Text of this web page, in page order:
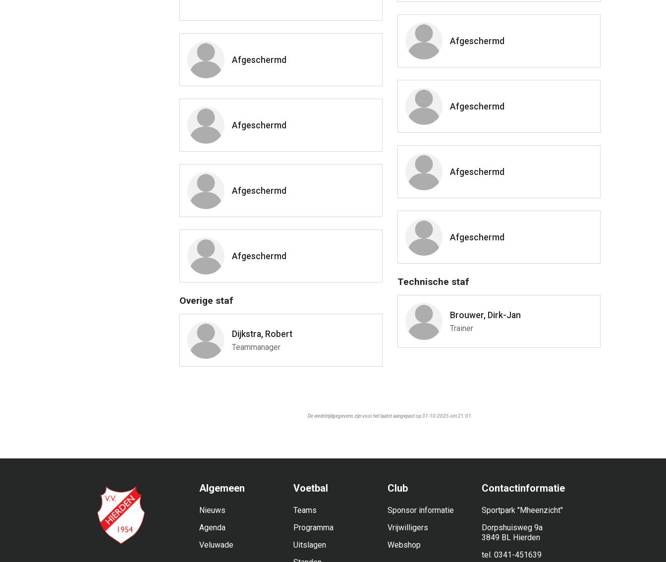
Afgeschermd
Afgeschermd
Afgeschermd
Afgeschermd
Overige staf
Dijkstra, Robert
Teammanager
Afgeschermd
Afgeschermd
Afgeschermd
Afgeschermd
Technische staf
Brouwer, Dirk-Jan
Trainer
De wedstrijdgegevens zijn voor het laatst aangepast op 31-10-2025 om 21:01.
Algemeen
Nieuws
Agenda
Veluwade
Voetbal
Teams
Programma
Uitslagen
Club
Sponsor informatie
Vrijwilligers
Webshop
Contactinformatie
Sportpark "Mheenzicht"
Dorpshuisweg 9a
3849 BL Hierden
tel. 0341-451639